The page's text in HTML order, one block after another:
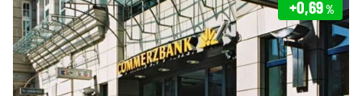
+0,69%